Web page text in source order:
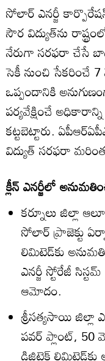
సోలార్‌ ఎనర్జీ
సౌర విద్యుత్‌ను
నేరుగా సరఫరా చేసే
సెకీ నుంచి సేకరించే 7
ఒప్పందానికి
పర్యవేక్షించే
కట్టబెట్టారు.
విద్యుత్‌ సరఫరా
క్లీన్‌ ఎనర్జీలో
కర్నూలు జిల్లా
సోలార్‌ ప్రాజెక్టు
లిమిటెడ్‌కు
ఎనర్జీ స్టోరేజీ
ఆమోదం.
శ్రీసత్యసాయి
పవర్‌ ప్లాంట్‌, 50
డిజిటెక్‌ లిమిటెడ్‌కు